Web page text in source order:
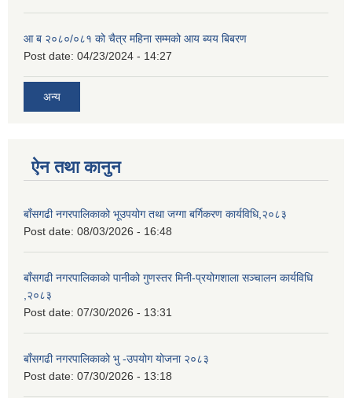
आ ब २०८०/०८१ को चैत्र महिना सम्मको आय ब्यय बिबरण
Post date: 04/23/2024 - 14:27
अन्य
ऐन तथा कानुन
बाँसगढी नगरपालिकाको भूउपयोग तथा जग्गा बर्गिकरण कार्यविधि,२०८३
Post date: 08/03/2026 - 16:48
बाँसगढी नगरपालिकाको पानीको गुणस्तर मिनी-प्रयोगशाला सञ्चालन कार्यविधि
,२०८३
Post date: 07/30/2026 - 13:31
बाँसगढी नगरपालिकाको भु -उपयोग योजना २०८३
Post date: 07/30/2026 - 13:18